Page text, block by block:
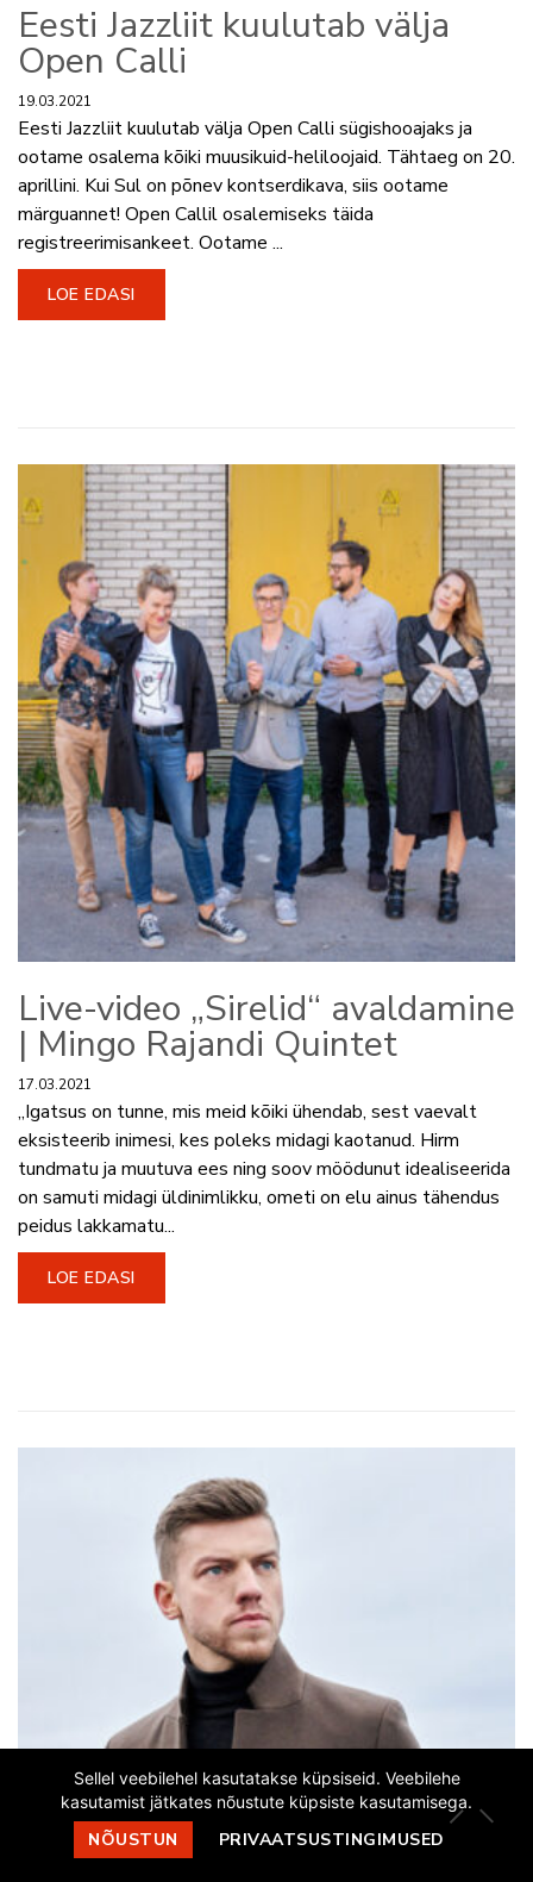
Eesti Jazzliit kuulutab välja
Open Calli
19.03.2021
Eesti Jazzliit kuulutab välja Open Calli sügishooajaks ja
ootame osalema kõiki muusikuid-heliloojaid. Tähtaeg on 20.
aprillini. Kui Sul on põnev kontserdikava, siis ootame
märguannet! Open Callil osalemiseks täida
registreerimisankeet. Ootame ...
LOE EDASI
Live-video „Sirelid“ avaldamine
| Mingo Rajandi Quintet
17.03.2021
„Igatsus on tunne, mis meid kõiki ühendab, sest vaevalt
eksisteerib inimesi, kes poleks midagi kaotanud. Hirm
tundmatu ja muutuva ees ning soov möödunut idealiseerida
on samuti midagi üldinimlikku, ometi on elu ainus tähendus
peidus lakkamatu...
LOE EDASI
Sellel veebilehel kasutatakse küpsiseid. Veebilehe
kasutamist jätkates nõustute küpsiste kasutamisega.
NÕUSTUN PRIVAATSUSTINGIMUSED